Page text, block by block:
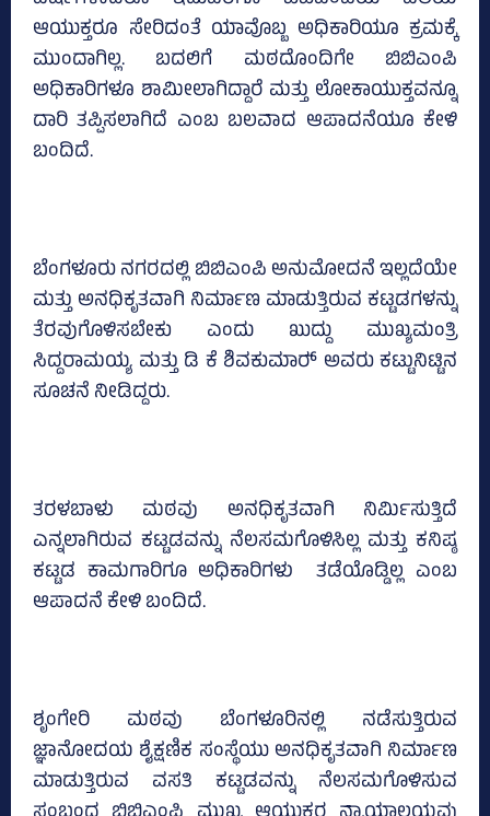
ಆಯುಕ್ತರೂ ಸೇರಿದಂತೆ ಯಾವೊಬ್ಬ ಅಧಿಕಾರಿಯೂ ಕ್ರಮಕ್ಕೆ
ಮುಂದಾಗಿಲ್ಲ. ಬದಲಿಗೆ ಮಠದೊಂದಿಗೇ ಬಿಬಿಎಂಪಿ
ಅಧಿಕಾರಿಗಳೂ ಶಾಮೀಲಾಗಿದ್ದಾರೆ ಮತ್ತು ಲೋಕಾಯುಕ್ತವನ್ನೂ
ದಾರಿ ತಪ್ಪಿಸಲಾಗಿದೆ ಎಂಬ ಬಲವಾದ ಆಪಾದನೆಯೂ ಕೇಳಿ
ಬಂದಿದೆ.
ಬೆಂಗಳೂರು ನಗರದಲ್ಲಿ ಬಿಬಿಎಂಪಿ ಅನುಮೋದನೆ ಇಲ್ಲದೆಯೇ
ಮತ್ತು ಅನಧಿಕೃತವಾಗಿ ನಿರ್ಮಾಣ ಮಾಡುತ್ತಿರುವ ಕಟ್ಟಡಗಳನ್ನು
ತೆರವುಗೊಳಿಸಬೇಕು ಎಂದು ಖುದ್ದು ಮುಖ್ಯಮಂತ್ರಿ
ಸಿದ್ದರಾಮಯ್ಯ ಮತ್ತು ಡಿ ಕೆ ಶಿವಕುಮಾರ್‍‌ ಅವರು ಕಟ್ಟುನಿಟ್ಟಿನ
ಸೂಚನೆ ನೀಡಿದ್ದರು.
ತರಳಬಾಳು ಮಠವು ಅನಧಿಕೃತವಾಗಿ ನಿರ್ಮಿಸುತ್ತಿದೆ
ಎನ್ನಲಾಗಿರುವ ಕಟ್ಟಡವನ್ನು ನೆಲಸಮಗೊಳಿಸಿಲ್ಲ ಮತ್ತು ಕನಿಷ್ಠ
ಕಟ್ಟಡ ಕಾಮಗಾರಿಗೂ ಅಧಿಕಾರಿಗಳು ತಡೆಯೊಡ್ಡಿಲ್ಲ ಎಂಬ
ಆಪಾದನೆ ಕೇಳಿ ಬಂದಿದೆ.
ಶೃಂಗೇರಿ ಮಠವು ಬೆಂಗಳೂರಿನಲ್ಲಿ ನಡೆಸುತ್ತಿರುವ
ಜ್ಞಾನೋದಯ ಶೈಕ್ಷಣಿಕ ಸಂಸ್ಥೆಯು ಅನಧಿಕೃತವಾಗಿ ನಿರ್ಮಾಣ
ಮಾಡುತ್ತಿರುವ ವಸತಿ ಕಟ್ಟಡವನ್ನು ನೆಲಸಮಗೊಳಿಸುವ